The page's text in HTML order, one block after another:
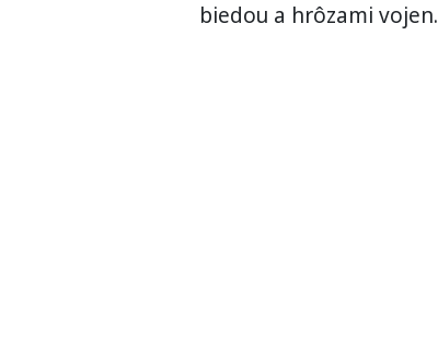
biedou a hrôzami vojen.